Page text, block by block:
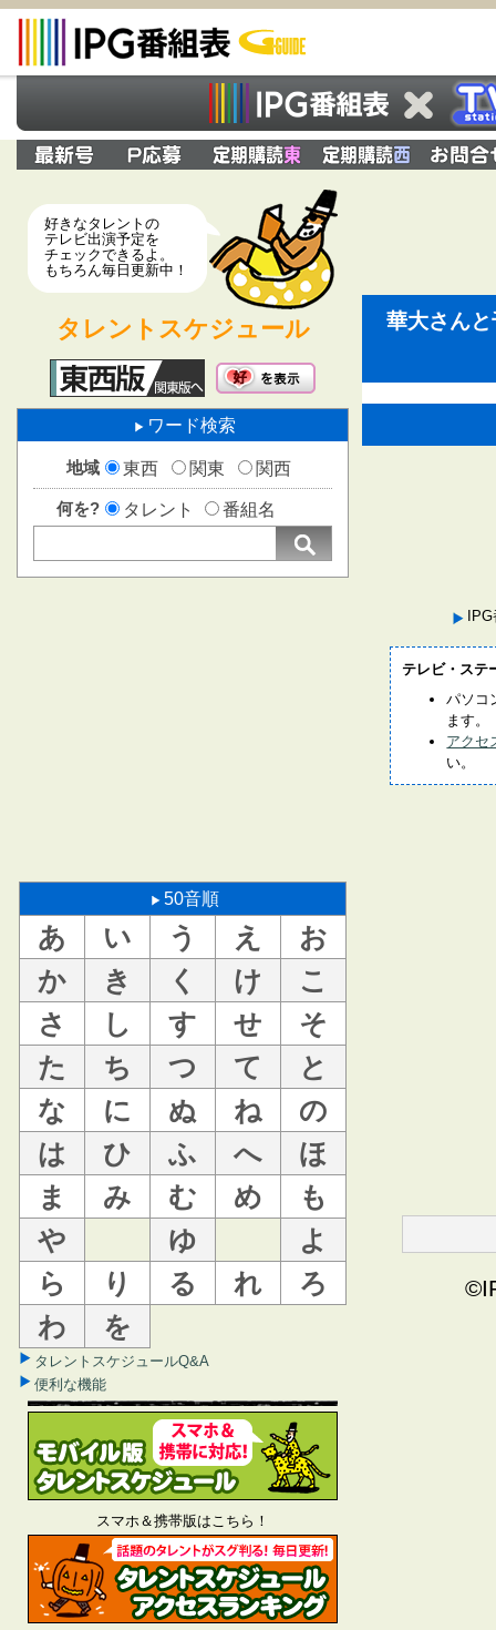
好きなタレントの
テレビ出演予定を
チェックできるよ。
もちろん毎日更新中！
タレントスケジュール
ワード検索
地域 東西 関東 関西
何を? タレント 番組名
50音順
あ い う え
お
か
き く け
こ
さ
し す せ
そ
た
ち つ て
と
な
に ぬ ね
の
は
ひ ふ へ
ほ
ま
み む め
も
や
ゆ
よ
ら
り る れ
ろ
わ
を
タレントスケジュールQ&A
便利な機能
スマホ＆携帯版はこちら！
華大さん
テレビ・ステ
パソコ
ます。
アクセ
い。